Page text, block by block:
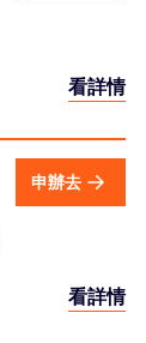
看詳情
申辦去
看詳情